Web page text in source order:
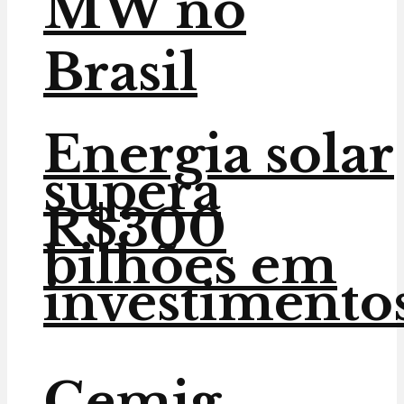
Energia solar
supera
R$300
bilhões em
Brasil